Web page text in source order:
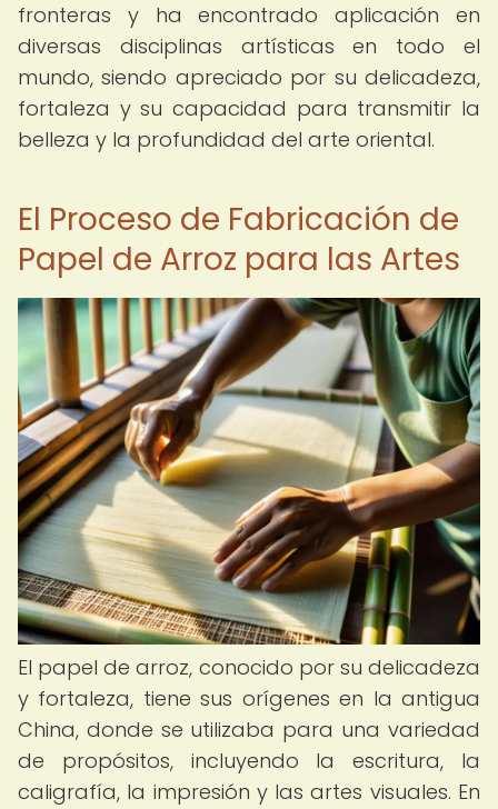
fronteras y ha encontrado aplicación en
diversas disciplinas artísticas en todo el
mundo, siendo apreciado por su delicadeza,
fortaleza y su capacidad para transmitir la
belleza y la profundidad del arte oriental.
El Proceso de Fabricación de
Papel de Arroz para las Artes
El papel de arroz, conocido por su delicadeza
y fortaleza, tiene sus orígenes en la antigua
China, donde se utilizaba para una variedad
de propósitos, incluyendo la escritura, la
caligrafía, la impresión y las artes visuales. En